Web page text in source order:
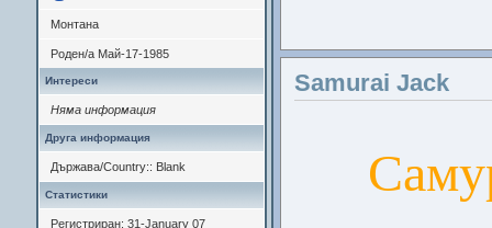
Монтана
Роден/а Май-17-1985
Интереси
Няма информация
Друга информация
Държава/Country:: Blank
Статистики
Регистриран: 31-January 07
На следващата
където са се
Samurai Jack